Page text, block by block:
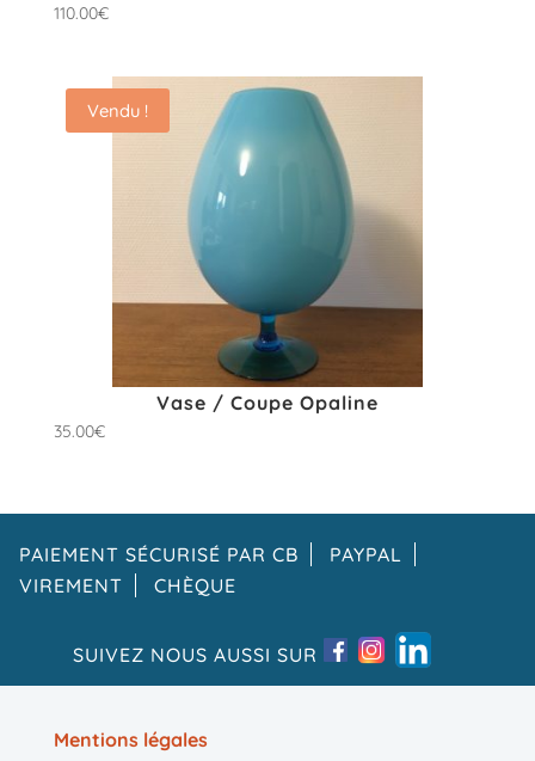
110.00€
Vase / Coupe Opaline
35.00€
Vendu !
PAIEMENT SÉCURISÉ PAR CB
PAYPAL
VIREMENT
CHÈQUE
SUIVEZ NOUS AUSSI SUR
Mentions légales